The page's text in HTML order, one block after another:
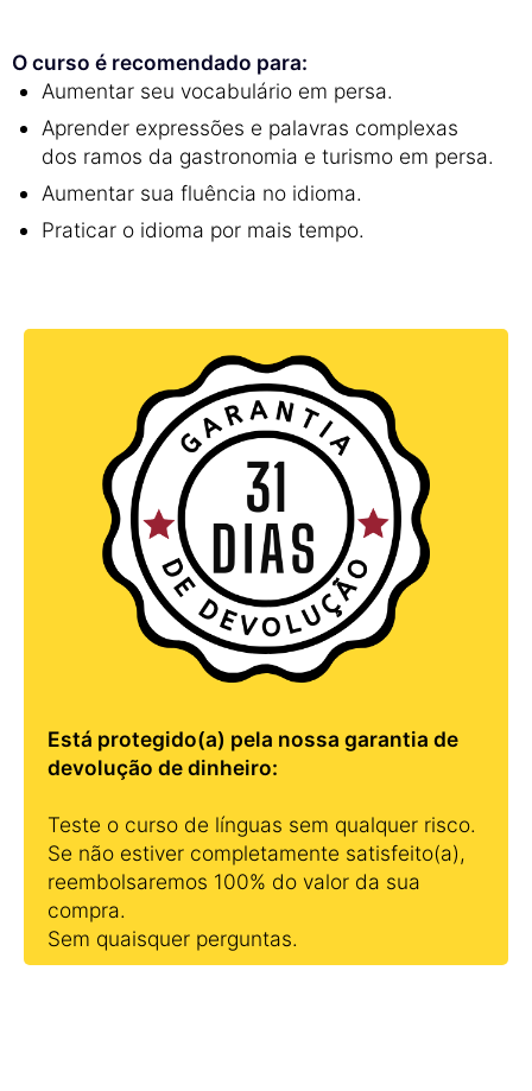
O curso é recomendado para:
Aumentar seu vocabulário em persa.
Aprender expressões e palavras complexas
dos ramos da gastronomia e turismo em persa.
Aumentar sua fluência no idioma.
Praticar o idioma por mais tempo.
Está protegido(a) pela nossa garantia de
devolução de dinheiro:
Teste o curso de línguas sem qualquer risco.
Se não estiver completamente satisfeito(a),
reembolsaremos 100% do valor da sua
compra.
Sem quaisquer perguntas.